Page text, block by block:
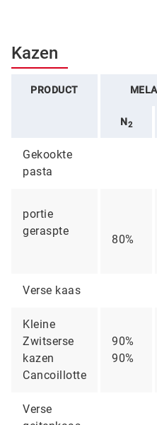
Kazen
PRODUCT
N2
Gekookte
pasta
portie
geraspte
80%
Verse kaas
Kleine
Zwitserse
kazen
Cancoillotte
90%
90%
Verse